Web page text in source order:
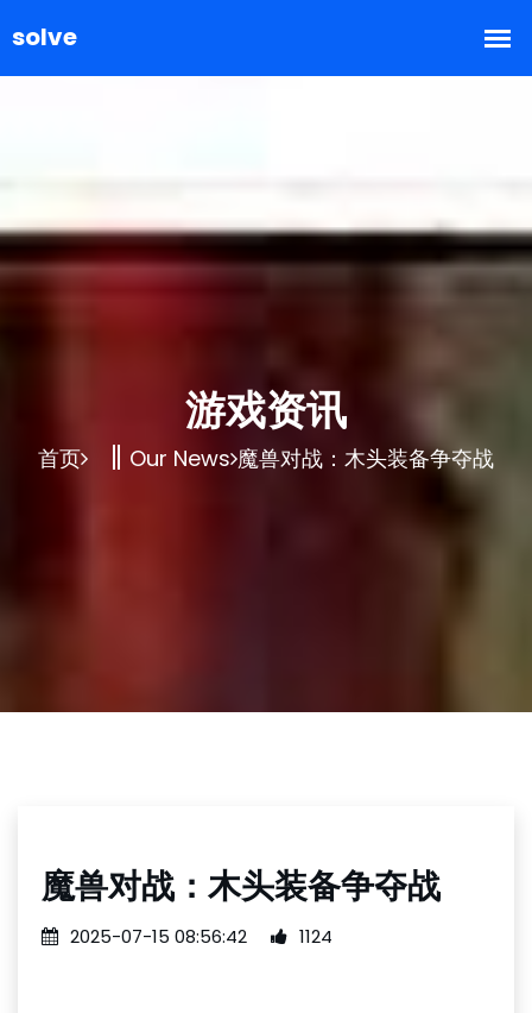
游戏资讯
首页 Our News 魔兽对战：木头装备争夺战
魔兽对战：木头装备争夺战
2025-07-15 08:56:42 1124